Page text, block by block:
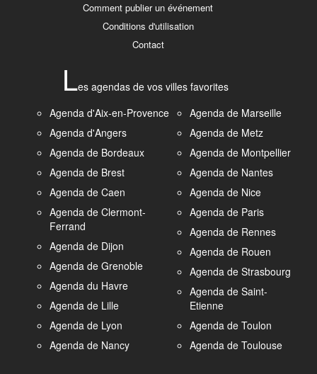
Comment publier un événement
Conditions d'utilisation
Contact
Les agendas de vos villes favorites
Agenda d'Aix-en-Provence
Agenda d'Angers
Agenda de Bordeaux
Agenda de Brest
Agenda de Caen
Agenda de Clermont-
Ferrand
Agenda de Dijon
Agenda de Grenoble
Agenda du Havre
Agenda de Lille
Agenda de Lyon
Agenda de Nancy
Agenda de Marseille
Agenda de Metz
Agenda de Montpellier
Agenda de Nantes
Agenda de Nice
Agenda de Paris
Agenda de Rennes
Agenda de Rouen
Agenda de Strasbourg
Agenda de Saint-
Etienne
Agenda de Toulon
Agenda de Toulouse